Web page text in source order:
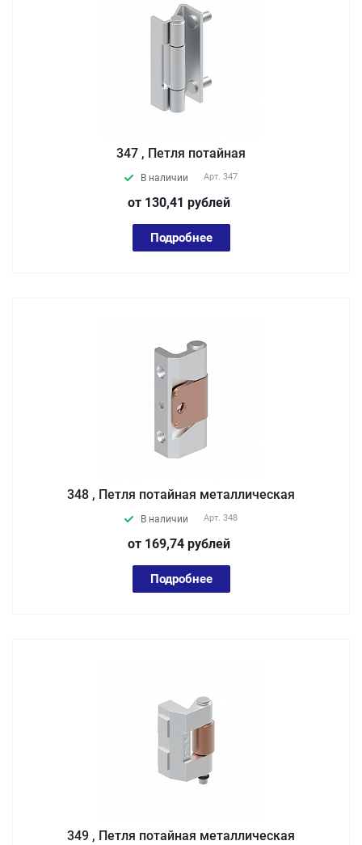
347 , Петля потайная
В наличии Арт. 347
от 130,41 рублей
Подробнее
348 , Петля потайная металлическая
В наличии Арт. 348
от 169,74 рублей
Подробнее
349 , Петля потайная металлическая